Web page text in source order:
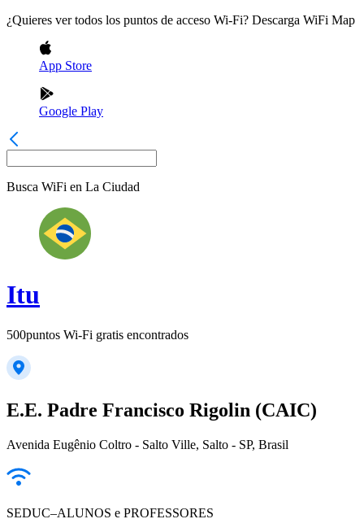
¿Quieres ver todos los puntos de acceso Wi-Fi? Descarga WiFi Map
App Store
Google Play
Busca WiFi en La Ciudad
Itu
500puntos Wi-Fi gratis encontrados
E.E. Padre Francisco Rigolin (CAIC)
Avenida Eugênio Coltro - Salto Ville, Salto - SP, Brasil
SEDUC–ALUNOS e PROFESSORES